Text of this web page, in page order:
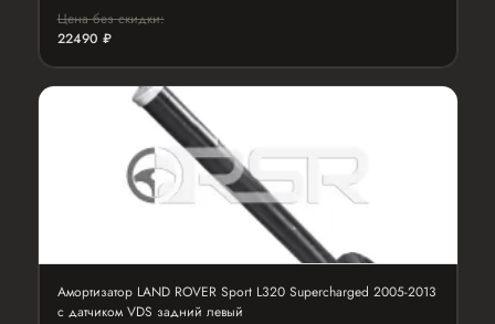
Цена без скидки:
22490 ₽
Амортизатор LAND ROVER Sport L320 Supercharged 2005-2013
с датчиком VDS задний левый